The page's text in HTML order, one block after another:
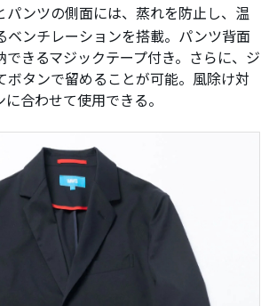
パンツの側面には、蒸れを防止し、温
ベンチレーションを搭載。パンツ背面
できるマジックテープ付き。さらに、ジ
ボタンで留めることが可能。風除け対
合わせて使用できる。